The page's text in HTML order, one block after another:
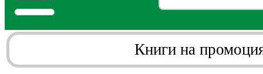
Книги на